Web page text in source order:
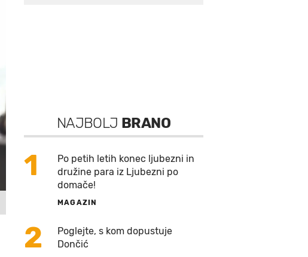
NAJBOLJ BRANO
1
Po petih letih konec ljubezni in
družine para iz Ljubezni po
domače!
MAGAZIN
2
Poglejte, s kom dopustuje
Dončić